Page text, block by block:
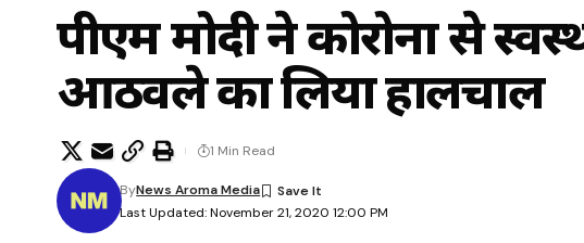
पीएम मोदी ने कोरोना से स्वस्थ
आठवले का लिया हालचाल
Last Updated: November 21, 2020 12:00 PM
ByNews Aroma Media
1 Min Read